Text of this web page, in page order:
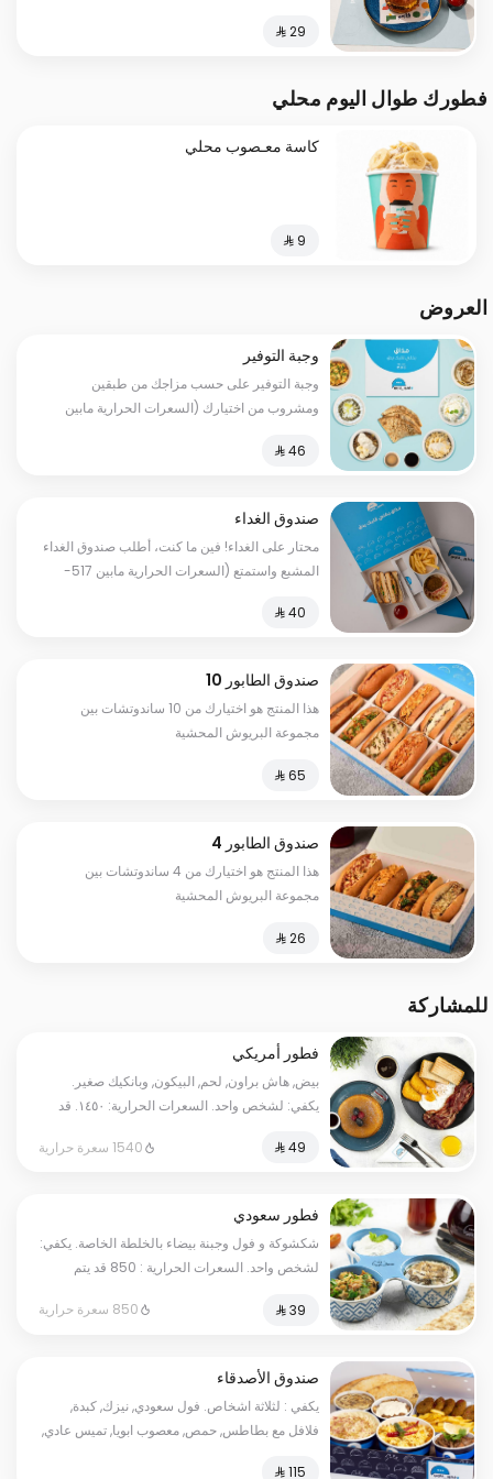
فطورك طوال اليوم محلي
كاسة معـصوب محلي
العروض
وجبة التوفير
وجبة التوفير على حسب مزاجك من طبقين
ومشروب من اختيارك (السعرات الحرارية مابين
صندوق الغداء
محتار على الغداء! فين ما كنت، أطلب صندوق الغداء
المشبع واستمتع (السعرات الحرارية مابين 517-
صندوق الطابور 10
هذا المنتج هو اختيارك من 10 ساندوتشات بين
مجموعة البريوش المحشية
صندوق الطابور 4
هذا المنتج هو اختيارك من 4 ساندوتشات بين
مجموعة البريوش المحشية
للمشاركة
فطور أمريكي
بيض, هاش براون, لحم, البيكون, وبانكيك صغير.
يكفي: لشخص واحد. السعرات الحرارية: ١٤٥٠. قد
1540 سعرة حرارية
فطور سعودي
شكشوكة و فول وجبنة بيضاء بالخلطة الخاصة. يكفي:
لشخص واحد. السعرات الحرارية : 850 قد يتم
850 سعرة حرارية
صندوق الأصدقاء
يكفي : لثلاثة اشخاص. فول سعودي, نيزك, كبدة,
فلافل مع بطاطس, حمص, معصوب ابويا, تميس عادي,